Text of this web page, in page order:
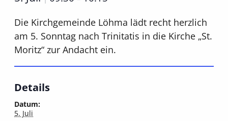
Die Kirchgemeinde Löhma lädt recht herzlich
am 5. Sonntag nach Trinitatis in die Kirche „St.
Moritz“ zur Andacht ein.
Details
Datum:
5. Juli